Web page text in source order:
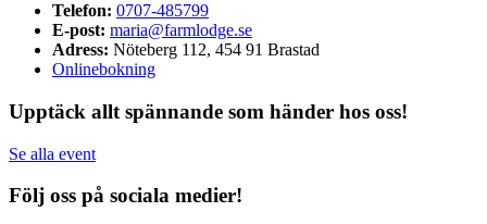
Telefon: 0707-485799
E-post: maria@farmlodge.se
Adress: Nöteberg 112, 454 91 Brastad
Onlinebokning
Upptäck allt spännande som händer hos oss!
Se alla event
Följ oss på sociala medier!